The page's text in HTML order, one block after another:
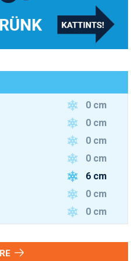
0 cm
0 cm
0 cm
0 cm
6 cm
0 cm
0 cm